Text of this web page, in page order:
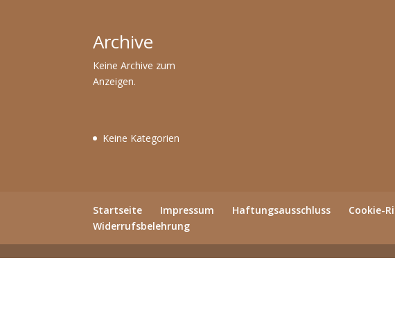
Archive
Keine Archive zum
Anzeigen.
Keine Kategorien
Startseite Impressum Haftungsausschluss Cookie-
Widerrufsbelehrung